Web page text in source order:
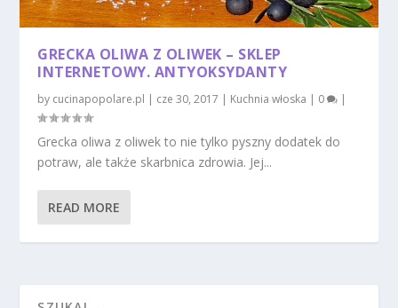
GRECKA OLIWA Z OLIWEK – SKLEP
INTERNETOWY. ANTYOKSYDANTY
by cucinapopolare.pl | cze 30, 2017 | Kuchnia włoska | 0 |
Grecka oliwa z oliwek to nie tylko pyszny dodatek do
potraw, ale także skarbnica zdrowia. Jej...
READ MORE